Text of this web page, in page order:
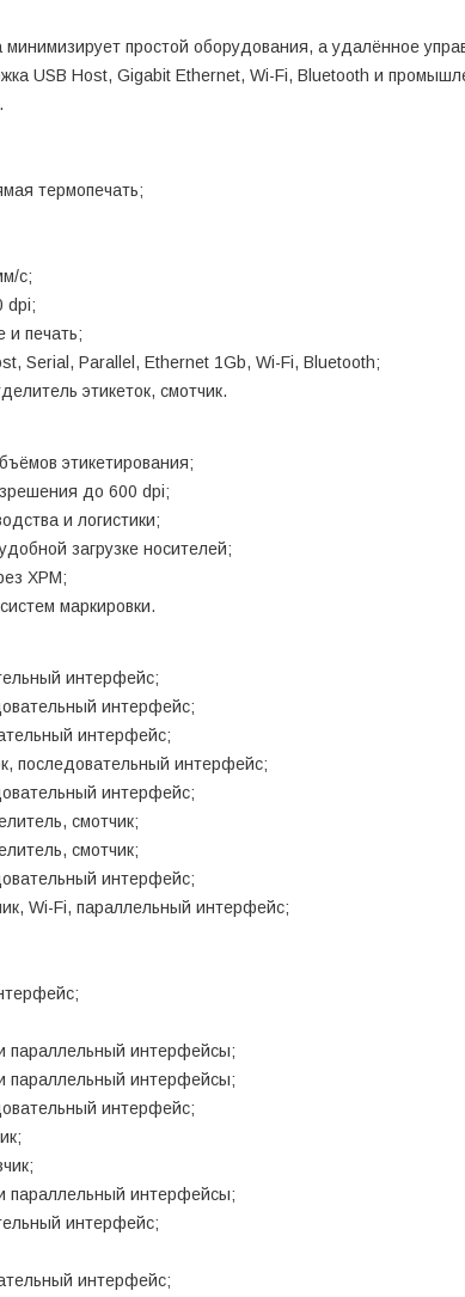
минимизирует простой оборудования, а удалённое
USB Host, Gigabit Ethernet, Wi-Fi, Bluetooth и
термопечать;
с;
dpi;
и печать;
Serial, Parallel, Ethernet 1Gb, Wi-Fi, Bluetooth;
этикеток, смотчик.
этикетирования;
до 600 dpi;
и логистики;
загрузке носителей;
XPM;
маркировки.
интерфейс;
интерфейс;
интерфейс;
последовательный интерфейс;
интерфейс;
смотчик;
смотчик;
интерфейс;
Wi-Fi, параллельный интерфейс;
параллельный интерфейсы;
параллельный интерфейсы;
интерфейс;
параллельный интерфейсы;
интерфейс;
интерфейс;